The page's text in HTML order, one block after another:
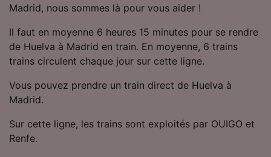
Madrid, nous sommes là pour vous aider !
Il faut en moyenne 6 heures 15 minutes pour se rendre
de Huelva à Madrid en train. En moyenne, 6 trains
trains circulent chaque jour sur cette ligne.
Vous pouvez prendre un train direct de Huelva à
Madrid.
Sur cette ligne, les trains sont exploités par OUIGO et
Renfe.
Utiliser des données de géolocalisation
caractéristiques de l’appareil pour
l’identification. Stocker et/ou accéder à des
informations sur un appareil. Publicités et
contenu personnalisés, mesure de
performance des publicités et du contenu,
études d’audience et développement de
services.
Liste de nos partenaires (fournisseurs)